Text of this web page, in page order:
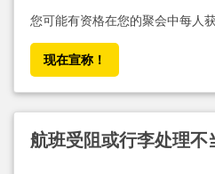
您可能有资格在您的聚会中每人
现在宣称！
航班受阻或行李处理不